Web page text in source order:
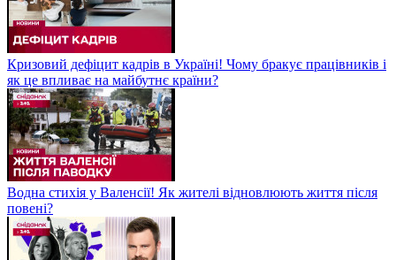
Кризовий дефіцит кадрів в Україні! Чому бракує працівників і
як це впливає на майбутнє країни?
Водна стихія у Валенсії! Як жителі відновлюють життя після
повені?